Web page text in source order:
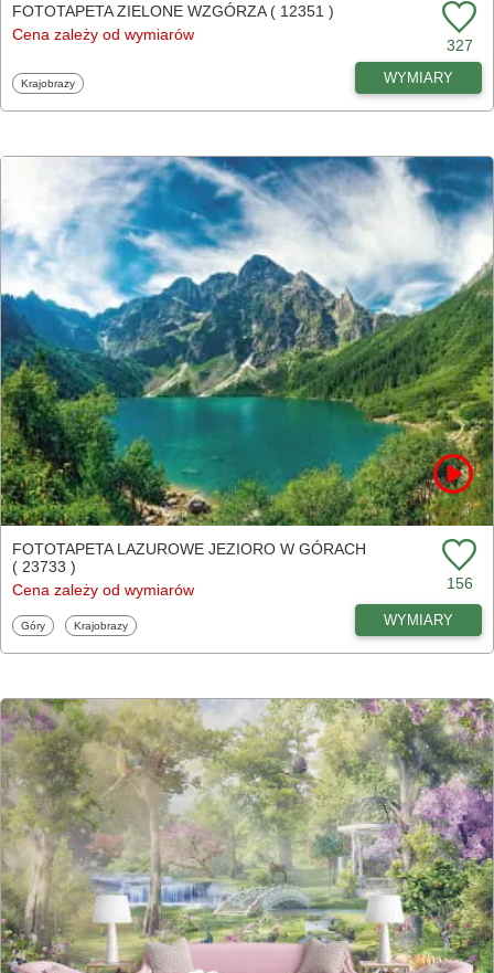
FOTOTAPETA ZIELONE WZGÓRZA ( 12351 )
Cena zależy od wymiarów
327
Fototapety
Krajobrazy WYMIARY
FOTOTAPETA LAZUROWE JEZIORO W GÓRACH
( 23733 )
Cena zależy od wymiarów
156
Fototapety
Góry Fototapety
Krajobrazy WYMIARY